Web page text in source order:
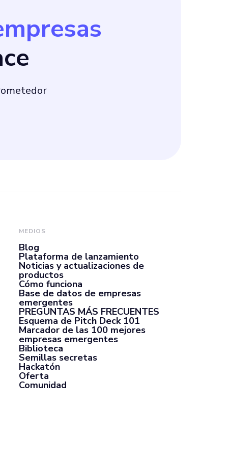
MEDIOS
Blog
Plataforma de lanzamiento
Noticias y actualizaciones de
productos
Cómo funciona
Base de datos de empresas
emergentes
PREGUNTAS MÁS FRECUENTES
Esquema de Pitch Deck 101
Marcador de las 100 mejores
empresas emergentes
Biblioteca
Semillas secretas
Hackatón
Oferta
Comunidad